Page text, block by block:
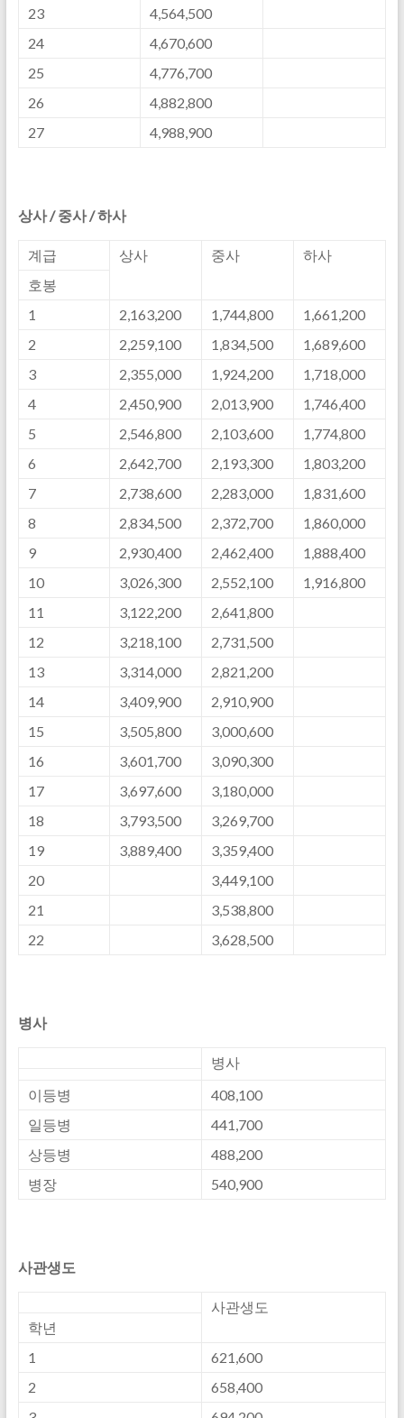
23
4,564,500
24
4,670,600
25
4,776,700
26
4,882,800
27
4,988,900
상사 / 중사 / 하사
계급 상사 중사
하사
호봉
1
2,163,200 1,744,800
1,661,200
2
2,259,100 1,834,500
1,689,600
3
2,355,000 1,924,200
1,718,000
4
2,450,900 2,013,900
1,746,400
5
2,546,800 2,103,600
1,774,800
6
2,642,700 2,193,300
1,803,200
7
2,738,600 2,283,000
1,831,600
8
2,834,500 2,372,700
1,860,000
9
2,930,400 2,462,400
1,888,400
10
3,026,300 2,552,100
1,916,800
11
3,122,200
2,641,800
12
3,218,100
2,731,500
13
3,314,000
2,821,200
14
3,409,900
2,910,900
15
3,505,800
3,000,600
16
3,601,700
3,090,300
17
3,697,600
3,180,000
18
3,793,500
3,269,700
19
3,889,400
3,359,400
20
3,449,100
21
3,538,800
22
3,628,500
병사
병사
이등병
408,100
일등병
441,700
상등병
488,200
병장
540,900
사관생도
사관생도
학년
1
621,600
2
658,400